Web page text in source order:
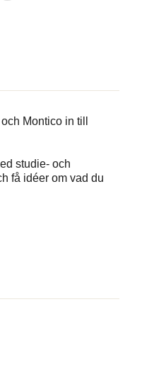
Montico in till
studie- och
få idéer om vad du